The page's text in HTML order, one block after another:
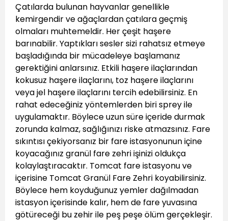
Çatılarda bulunan hayvanlar genellikle
kemirgendir ve ağaçlardan çatılara geçmiş
olmaları muhtemeldir. Her çeşit haşere
barınabilir. Yaptıkları sesler sizi rahatsız etmeye
başladığında bir mücadeleye başlamanız
gerektiğini anlarsınız. Etkili haşere ilaçlarından
kokusuz haşere ilaçlarını, toz haşere ilaçlarını
veya jel haşere ilaçlarını tercih edebilirsiniz. En
rahat edeceğiniz yöntemlerden biri sprey ile
uygulamaktır. Böylece uzun süre içeride durmak
zorunda kalmaz, sağlığınızı riske atmazsınız. Fare
sıkıntısı çekiyorsanız bir fare istasyonunun içine
koyacağınız granül fare zehri işinizi oldukça
kolaylaştıracaktır. Tomcat fare istasyonu ve
içerisine Tomcat Granül Fare Zehri koyabilirsiniz.
Böylece hem koyduğunuz yemler dağılmadan
istasyon içerisinde kalır, hem de fare yuvasına
götüreceği bu zehir ile peş peşe ölüm gerçekleşir.